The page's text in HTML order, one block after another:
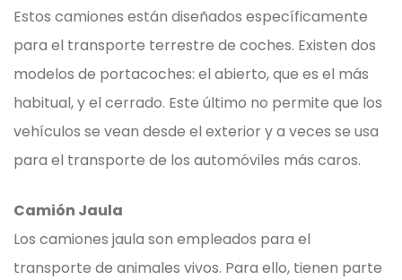
Estos camiones están diseñados específicamente
para el transporte terrestre de coches. Existen dos
modelos de portacoches: el abierto, que es el más
habitual, y el cerrado. Este último no permite que los
vehículos se vean desde el exterior y a veces se usa
para el transporte de los automóviles más caros.
Camión Jaula
Los camiones jaula son empleados para el
transporte de animales vivos. Para ello, tienen parte